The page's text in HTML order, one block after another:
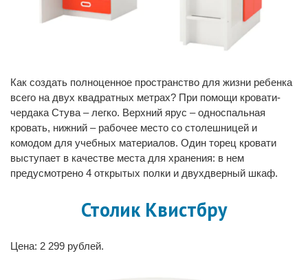
Как создать полноценное пространство для жизни ребенка
всего на двух квадратных метрах? При помощи кровати-
чердака Стува – легко. Верхний ярус – односпальная
кровать, нижний – рабочее место со столешницей и
комодом для учебных материалов. Один торец кровати
выступает в качестве места для хранения: в нем
предусмотрено 4 открытых полки и двухдверный шкаф.
Столик Квистбру
Цена: 2 299 рублей.